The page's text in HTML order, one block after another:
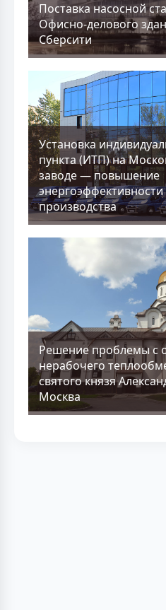
Поставка насосной
Офисно-делового
Сберсити
Установка
пункта (ИТП) на
заводе — повышение
производства
Решение проблемы с
нерабочего
святого князя
Москва